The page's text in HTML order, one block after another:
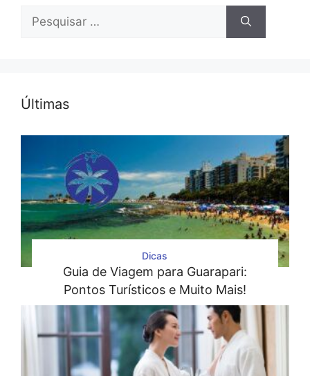
Pesquisar
Últimas
Dicas
Guia de Viagem para Guarapari:
Pontos Turísticos e Muito Mais!